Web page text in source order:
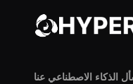
الذكاء الاصطناعي عنا